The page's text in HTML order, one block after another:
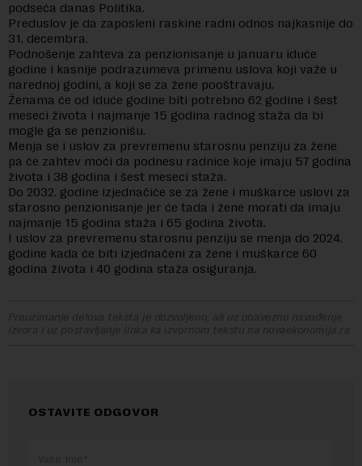
podseća danas Politika.
Preduslov je da zaposleni raskine radni odnos najkasnije do
31. decembra.
Podnošenje zahteva za penzionisanje u januaru iduće
godine i kasnije podrazumeva primenu uslova koji važe u
narednoj godini, a koji se za žene pooštravaju.
Ženama će od iduće godine biti potrebno 62 godine i šest
meseci života i najmanje 15 godina radnog staža da bi
mogle ga se penzionišu.
Menja se i uslov za prevremenu starosnu penziju za žene
pa će zahtev moći da podnesu radnice koje imaju 57 godina
života i 38 godina i šest meseci staža.
Do 2032. godine izjednačiće se za žene i muškarce uslovi za
starosno penzionisanje jer će tada i žene morati da imaju
najmanje 15 godina staža i 65 godina života.
I uslov za prevremenu starosnu penziju se menja do 2024.
godine kada će biti izjednačeni za žene i muškarce 60
godina života i 40 godina staža osiguranja.
Preuzimanje delova teksta je dozvoljeno, ali uz obavezno navođenje
izvora i uz postavljanje linka ka izvornom tekstu na novaekonomija.rs
OSTAVITE ODGOVOR